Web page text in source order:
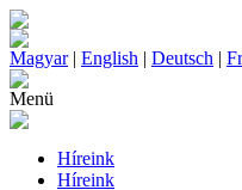
Magyar| English | Deutsch |
Menü
Híreink
Híreink